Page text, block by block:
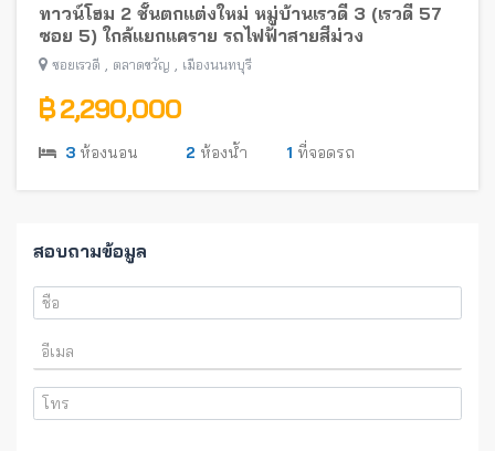
ทาวน์โฮม 2 ชั้นตกแต่งใหม่ หมู่บ้านเรวดี 3 (เรวดี 57
ซอย 5) ใกล้แยกแคราย รถไฟฟ้าสายสีม่วง
ซอยเรวดี ตลาดขวัญ เมืองนนทบุรี
฿ 2,290,000
3 ห้องนอน 2 ห้องน้ำ 1 ที่จอดรถ
สอบถามข้อมูล